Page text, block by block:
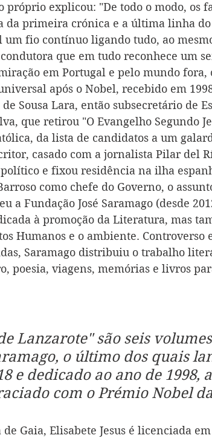
próprio explicou: "De todo o modo, os
da primeira crónica e a última linha
fio contínuo ligando tudo, ao
que em tudo reconhece um
em Portugal e pelo mundo fora,
após o Nobel, recebido em
Sousa Lara, então subsecretário de
que retirou "O Evangelho Segundo
da lista de candidatos a um
casado com a jornalista Pilar del
e fixou residência na ilha
como chefe do Governo, o
a Fundação José Saramago (desde
à promoção da Literatura, mas
Humanos e o ambiente. Controverso
Saramago distribuiu o trabalho
poesia, viagens, memórias e livros
Lanzarote" são seis
o último dos quais
e dedicado ao ano de 1998,
com o Prémio Nobel
Gaia, Elisabete Jesus é licenciada